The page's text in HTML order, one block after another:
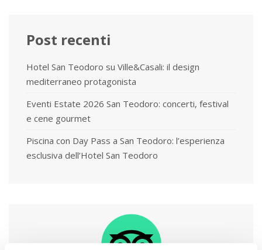
Post recenti
Hotel San Teodoro su Ville&Casali: il design
mediterraneo protagonista
Eventi Estate 2026 San Teodoro: concerti, festival
e cene gourmet
Piscina con Day Pass a San Teodoro: l’esperienza
esclusiva dell’Hotel San Teodoro